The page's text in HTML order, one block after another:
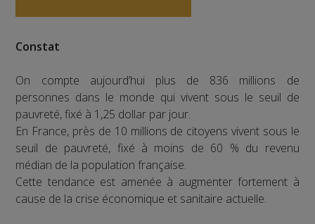
Constat
On compte aujourd’hui plus de 836 millions de
personnes dans le monde qui vivent sous le seuil de
pauvreté, fixé à 1,25 dollar par jour.
En France, près de 10 millions de citoyens vivent sous le
seuil de pauvreté, fixé à moins de 60 % du revenu
médian de la population française.
Cette tendance est amenée à augmenter fortement à
cause de la crise économique et sanitaire actuelle.